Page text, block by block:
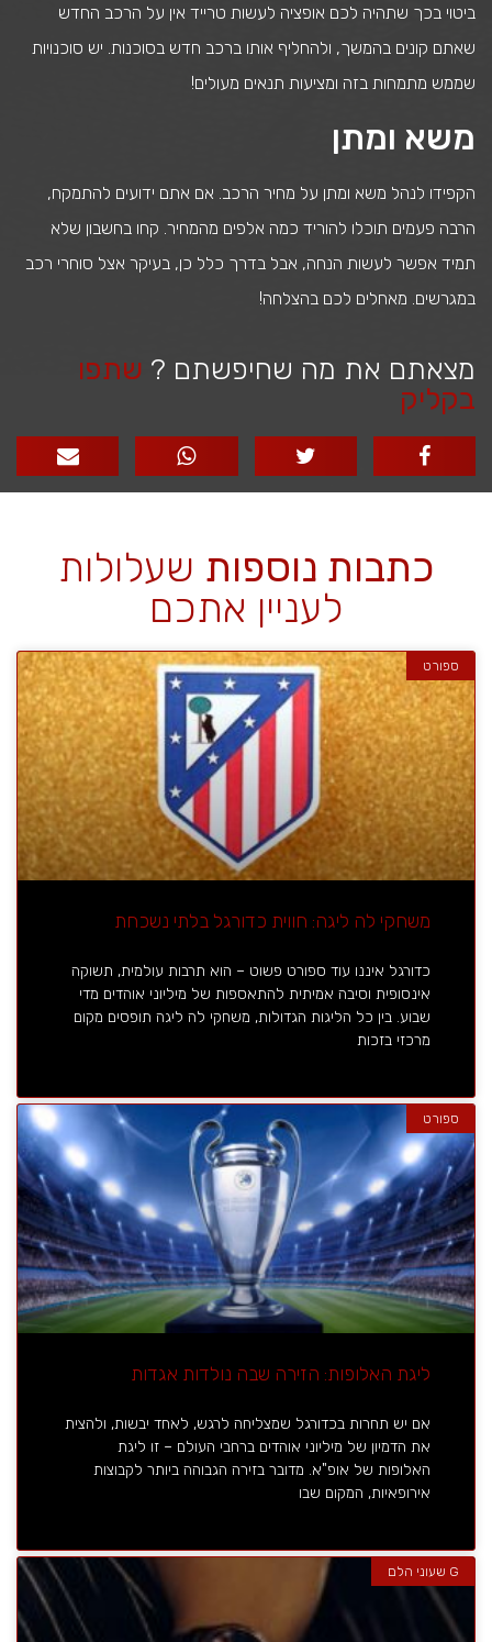
ביטוי בכך שתהיה לכם אופציה לעשות טרייד אין על הרכב החדש
שאתם קונים בהמשך, ולהחליף אותו ברכב חדש בסוכנות. יש סוכנויות
שממש מתמחות בזה ומציעות תנאים מעולים!
משא ומתן
הקפידו לנהל משא ומתן על מחיר הרכב. אם אתם ידועים להתמקח,
הרבה פעמים תוכלו להוריד כמה אלפים מהמחיר. קחו בחשבון שלא
תמיד אפשר לעשות הנחה, אבל בדרך כלל כן, בעיקר אצל סוחרי רכב
במגרשים. מאחלים לכם בהצלחה!
מצאתם את מה שחיפשתם ? שתפו
בקליק
כתבות נוספות שעלולות
לעניין אתכם
ספורט
משחקי לה ליגה: חווית כדורגל בלתי נשכחת
כדורגל איננו עוד ספורט פשוט – הוא תרבות עולמית, תשוקה
אינסופית וסיבה אמיתית להתאספות של מיליוני אוהדים מדי
שבוע. בין כל הליגות הגדולות, משחקי לה ליגה תופסים מקום
מרכזי בזכות
ספורט
ליגת האלופות: הזירה שבה נולדות אגדות
אם יש תחרות בכדורגל שמצליחה לרגש, לאחד יבשות, ולהצית
את הדמיון של מיליוני אוהדים ברחבי העולם – זו ליגת
האלופות של אופ"א. מדובר בזירה הגבוהה ביותר לקבוצות
אירופאיות, המקום שבו
G שעוני הלם